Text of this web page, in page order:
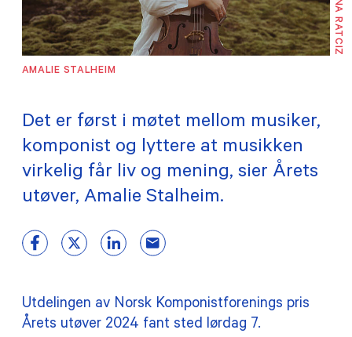
TILSKUDD
MEDLEMSKAP
PRAKTISK INFORMASJON
AMALIE STALHEIM
Det er først i møtet mellom musiker,
komponist og lyttere at musikken
virkelig får liv og mening, sier Årets
utøver, Amalie Stalheim.
Utdelingen av Norsk Komponistforenings pris
Årets utøver 2024 fant sted lørdag 7.